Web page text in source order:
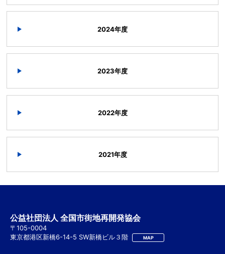
2024年度
2023年度
2022年度
2021年度
公益社団法人 全国市街地再開発協会
〒105-0004
東京都港区新橋6-14-5 SW新橋ビル３階
MAP